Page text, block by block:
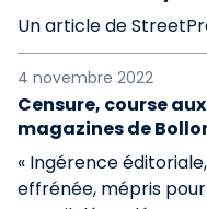
Un article de
4 novembre 2022
Censure, course
magazines de
« Ingérence
effrénée, mépris